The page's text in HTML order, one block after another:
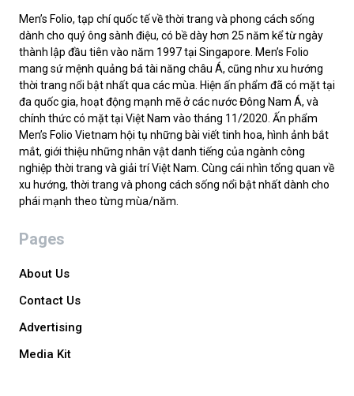
Men’s Folio, tạp chí quốc tế về thời trang và phong cách sống
dành cho quý ông sành điệu, có bề dày hơn 25 năm kể từ ngày
thành lập đầu tiên vào năm 1997 tại Singapore. Men’s Folio
mang sứ mệnh quảng bá tài năng châu Á, cũng như xu hướng
thời trang nổi bật nhất qua các mùa. Hiện ấn phẩm đã có mặt tại
đa quốc gia, hoạt động mạnh mẽ ở các nước Đông Nam Á, và
chính thức có mặt tại Việt Nam vào tháng 11/2020. Ấn phẩm
Men’s Folio Vietnam hội tụ những bài viết tinh hoa, hình ảnh bắt
mắt, giới thiệu những nhân vật danh tiếng của ngành công
nghiệp thời trang và giải trí Việt Nam. Cùng cái nhìn tổng quan về
xu hướng, thời trang và phong cách sống nổi bật nhất dành cho
phái mạnh theo từng mùa/năm.
Pages
About Us
Contact Us
Advertising
Media Kit